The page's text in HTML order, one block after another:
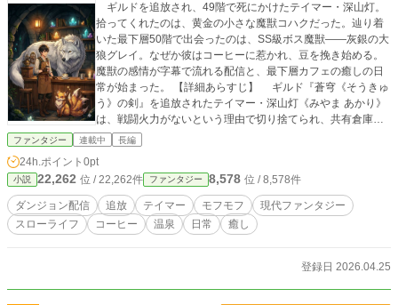
ギルドを追放され、49階で死にかけたテイマー・深山灯。
拾ってくれたのは、黄金の小さな魔獣コハクだった。辿り着
いた最下層50階で出会ったのは、SS級ボス魔獣――灰銀の大
狼グレイ。なぜか彼はコーヒーに惹かれ、豆を挽き始める。
魔獣の感情が字幕で流れる配信と、最下層カフェの癒しの日
常が始まった。 【詳細あらすじ】 ギルド『蒼穹《そうきゅ
う》の剣』を追放されたテイマー・深山灯《みやま あかり》
は、戦闘火力がないという理由で切り捨てられ、共有倉庫の
権限も奪われ、街に放り出された。生きるために受けた深層
らさらに落ちていく。 暗闇で死を待つ灯を拾ったのは、黄
金の毛並みの小さな魔獣――コハクだった。袖をくわえて引
きずり、周囲を警戒しながら導かれた先は、人類未踏とされ
る最下層50階層。そこで灯が遭遇するのは、SSランク相当の
ボス魔獣――灰銀の大狼グレイ。 食われる。そう確信した
ン》】が暴走気味に発動し、グレイに敵意がないこと、そし
ファンタジー 連載中 長編
24h.ポイント 0pt
小説 22,262 位 / 22,262件 ファンタジー 8,578 位 / 8,578件
ダンジョン配信 追放 テイマー モフモフ
現代ファンタジー
スローライフ
コーヒー 温泉 日常 癒し
登録日 2026.04.25